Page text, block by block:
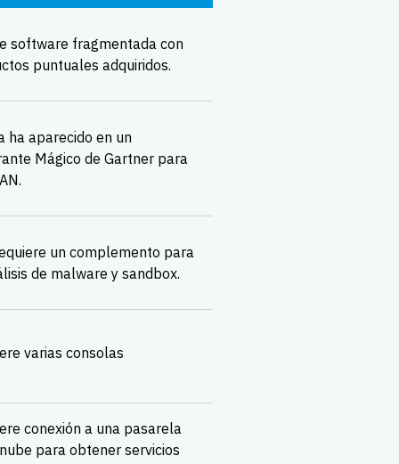
software fragmentada con
puntuales adquiridos.
ha aparecido en un
Mágico de Gartner para
un complemento para
de malware y sandbox.
varias consolas
conexión a una pasarela
para obtener servicios